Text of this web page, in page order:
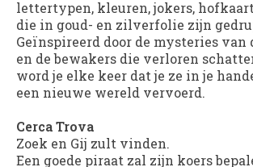
lettertypen, kleuren, jokers,
die in goud- en zilverfolie zijn
Geïnspireerd door de mysteries van
en de bewakers die verloren
word je elke keer dat je ze in je
een nieuwe wereld vervoerd.
Cerca Trova
Zoek en Gij zult vinden.
Een goede piraat zal zijn koers